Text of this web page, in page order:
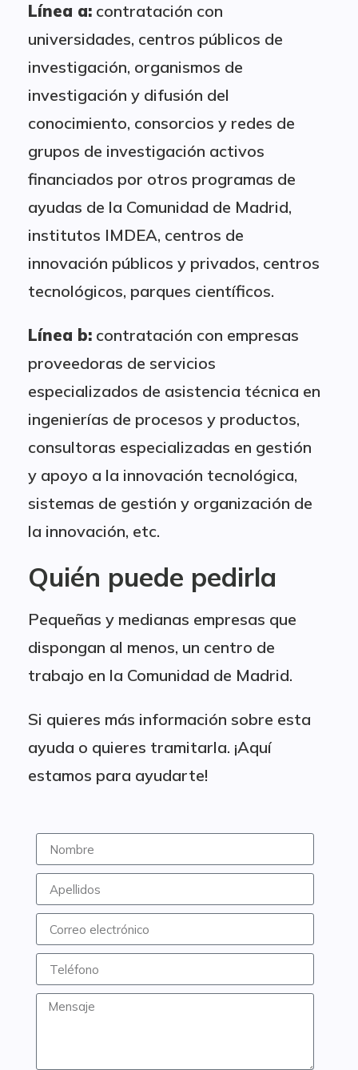
Línea a: contratación con
universidades, centros públicos de
investigación, organismos de
investigación y difusión del
conocimiento, consorcios y redes de
grupos de investigación activos
financiados por otros programas de
ayudas de la Comunidad de Madrid,
institutos IMDEA, centros de
innovación públicos y privados, centros
tecnológicos, parques científicos.
Línea b: contratación con empresas
proveedoras de servicios
especializados de asistencia técnica en
ingenierías de procesos y productos,
consultoras especializadas en gestión
y apoyo a la innovación tecnológica,
sistemas de gestión y organización de
la innovación, etc.
Quién puede pedirla
Pequeñas y medianas empresas que
dispongan al menos, un centro de
trabajo en la Comunidad de Madrid.
Si quieres más información sobre esta
ayuda o quieres tramitarla. ¡Aquí
estamos para ayudarte!